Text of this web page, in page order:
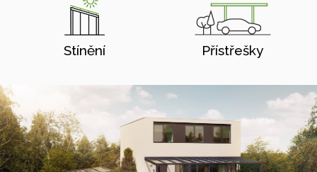
Stínění Přístřešky